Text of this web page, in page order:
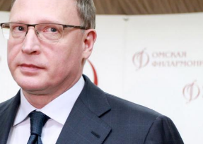
в губернаторы
Леонидовича
проект